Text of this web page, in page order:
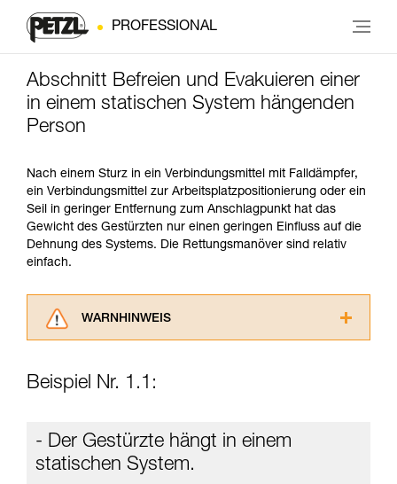
PROFESSIONAL
Abschnitt Befreien und Evakuieren einer
in einem statischen System hängenden
Person
Nach einem Sturz in ein Verbindungsmittel mit Falldämpfer,
ein Verbindungsmittel zur Arbeitsplatzpositionierung oder ein
Seil in geringer Entfernung zum Anschlagpunkt hat das
Gewicht des Gestürzten nur einen geringen Einfluss auf die
Dehnung des Systems. Die Rettungsmanöver sind relativ
einfach.
WARNHINWEIS
aufmerksam durch, bevor Sie diesen zu Rate
der Gebrauchsanweisung enthaltenen
Informationen richtig verstanden haben.
Die Beherrschung dieser Techniken setzt eine
Beispiel Nr. 1.1:
- Der Gestürzte hängt in einem
statischen System.